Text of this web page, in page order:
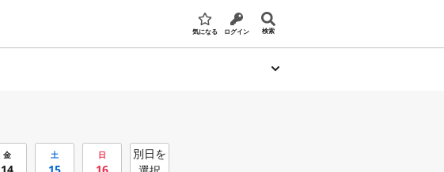
気になる ログイン 検索
金 土 日
別日を